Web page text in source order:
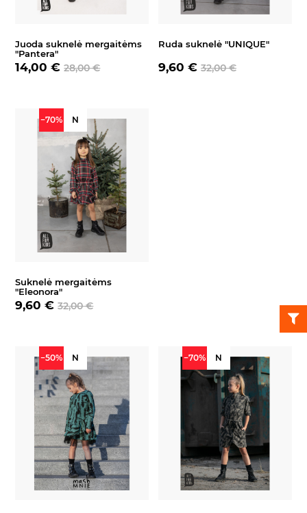
Juoda suknelė mergaitėms
"Pantera"
14,00 €28,00 €
Ruda suknelė "UNIQUE"
9,60 € 32,00 €
−70% N
Suknelė mergaitėms
"Eleonora"
9,60 €32,00 €
−50% N −70% N